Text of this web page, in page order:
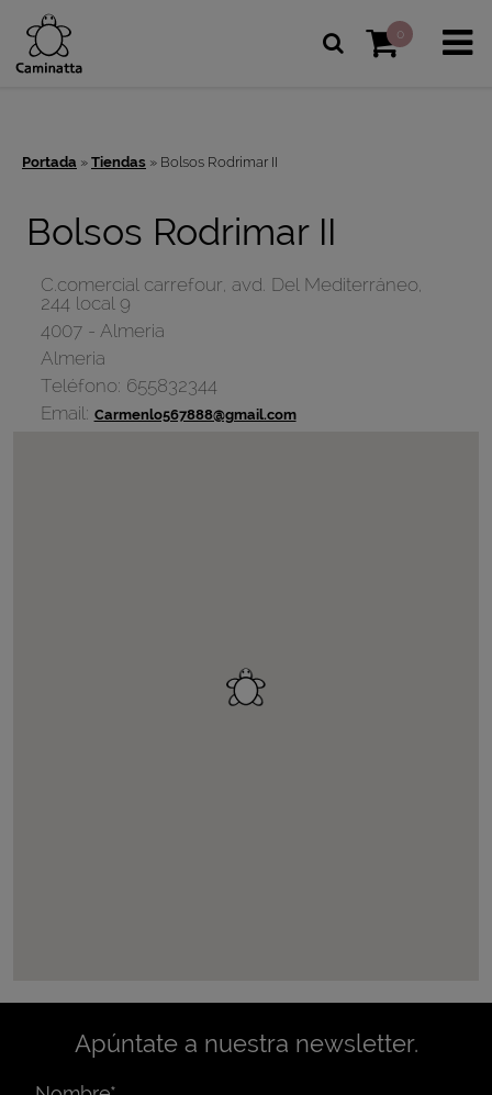
0
Portada » Tiendas » Bolsos Rodrimar II
Bolsos Rodrimar II
C.comercial carrefour, avd. Del Mediterráneo,
244 local 9
4007- Almeria
Almeria
Teléfono: 655832344
Email: Carmenlo567888@gmail.com
Apúntate a nuestra newsletter.